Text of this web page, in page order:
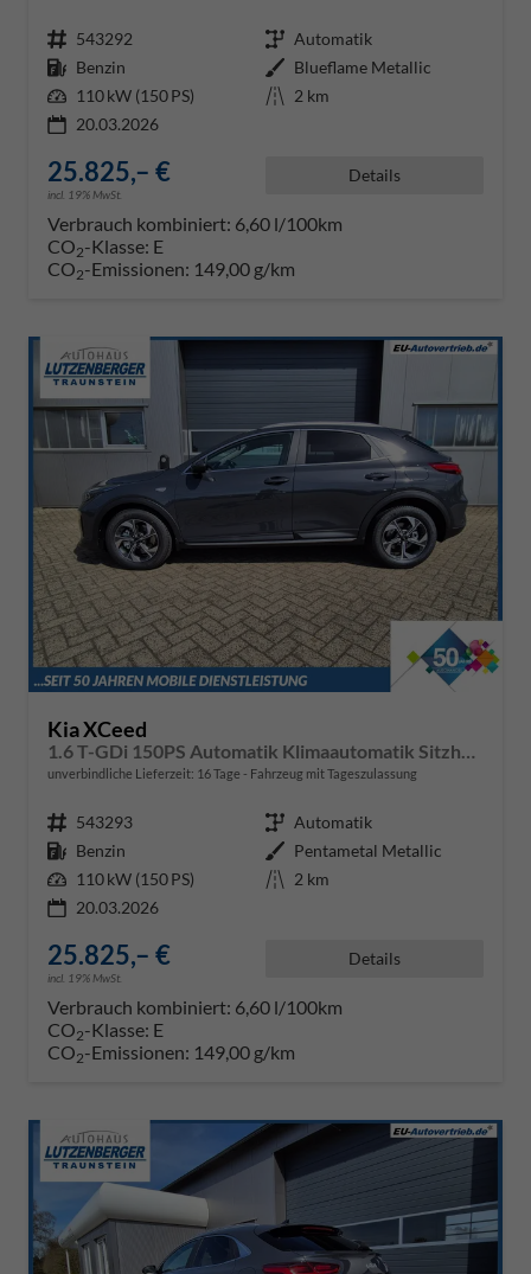
Fahrzeugnr. 543292 Getriebe Automatik
Kraftstoff Benzin Außenfarbe Blueflame Metallic
Leistung 110 kW (150 PS) Kilometerstand 2 km
20.03.2026
25.825,– €
incl. 19% MwSt.
Details
Verbrauch kombiniert: 6,60 l/100km
CO2-Klasse: E
CO2-Emissionen: 149,00 g/km
Kia XCeed
1.6 T-GDi 150PS Automatik Klimaautomatik Sitzheizung Lenkradheizung Navi PDC Rückf.Kamera abged.Scheiben Apple CarPlay Android Auto
unverbindliche Lieferzeit: 16 Tage Fahrzeug mit Tageszulassung
Fahrzeugnr. 543293 Getriebe Automatik
Kraftstoff Benzin Außenfarbe Pentametal Metallic
Leistung 110 kW (150 PS) Kilometerstand 2 km
20.03.2026
25.825,– €
incl. 19% MwSt.
Details
Verbrauch kombiniert: 6,60 l/100km
CO2-Klasse: E
CO2-Emissionen: 149,00 g/km